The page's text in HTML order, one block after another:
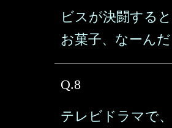
ビスが決闘する
お菓子、なーんだ
Q.8
テレビドラマで